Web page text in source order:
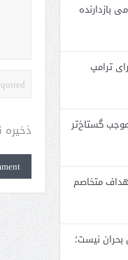
بازدارنده
ترامپ
گستاخ‌تر
متخاصم
نیست؛